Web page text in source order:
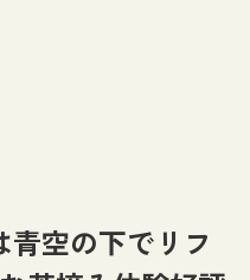
青空の下でリフ